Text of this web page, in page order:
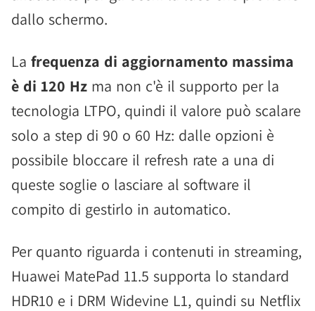
dallo schermo.
La frequenza di aggiornamento massima
è di 120 Hz ma non c'è il supporto per la
tecnologia LTPO, quindi il valore può scalare
solo a step di 90 o 60 Hz: dalle opzioni è
possibile bloccare il refresh rate a una di
queste soglie o lasciare al software il
compito di gestirlo in automatico.
Per quanto riguarda i contenuti in streaming,
Huawei MatePad 11.5 supporta lo standard
HDR10 e i DRM Widevine L1, quindi su Netflix